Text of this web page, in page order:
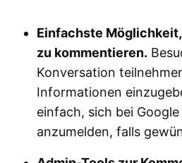
Einfachste
zu kommentieren.
Konversation
Informationen
einfach, sich bei
anzumelden, falls